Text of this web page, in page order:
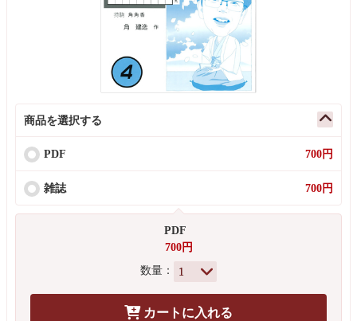
商品を選択する
PDF 700円
雑誌 700円
PDF
700円
数量：
カートに入れる